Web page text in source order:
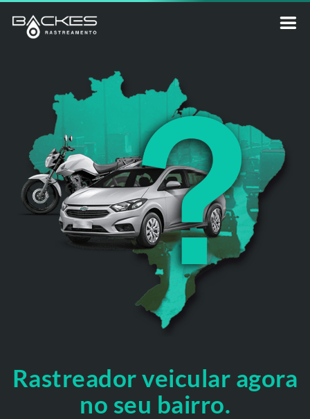
Rastreador veicular agora
no seu bairro.